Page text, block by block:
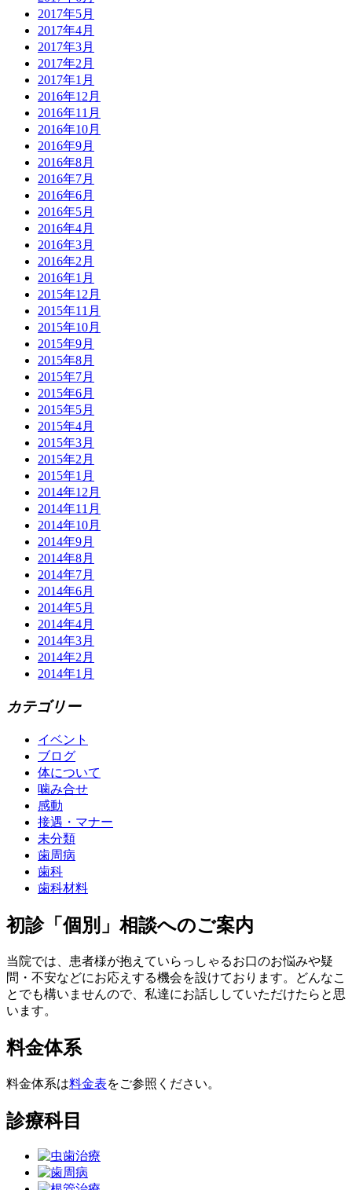
2017年5月
2017年4月
2017年3月
2017年2月
2017年1月
2016年12月
2016年11月
2016年10月
2016年9月
2016年8月
2016年7月
2016年6月
2016年5月
2016年4月
2016年3月
2016年2月
2016年1月
2015年12月
2015年11月
2015年10月
2015年9月
2015年8月
2015年7月
2015年6月
2015年5月
2015年4月
2015年3月
2015年2月
2015年1月
2014年12月
2014年11月
2014年10月
2014年9月
2014年8月
2014年7月
2014年6月
2014年5月
2014年4月
2014年3月
2014年2月
2014年1月
カテゴリー
イベント
ブログ
体について
噛み合せ
感動
接遇・マナー
未分類
歯周病
歯科
歯科材料
初診「個別」相談へのご案内
当院では、患者様が抱えていらっしゃるお口のお悩みや疑
問・不安などにお応えする機会を設けております。どんなこ
とでも構いませんので、私達にお話ししていただけたらと思
います。
料金体系
料金体系は料金表をご参照ください。
診療科目